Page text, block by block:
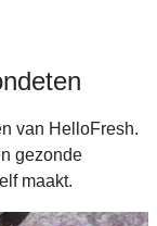
van HelloFresh.
gezonde
maakt.